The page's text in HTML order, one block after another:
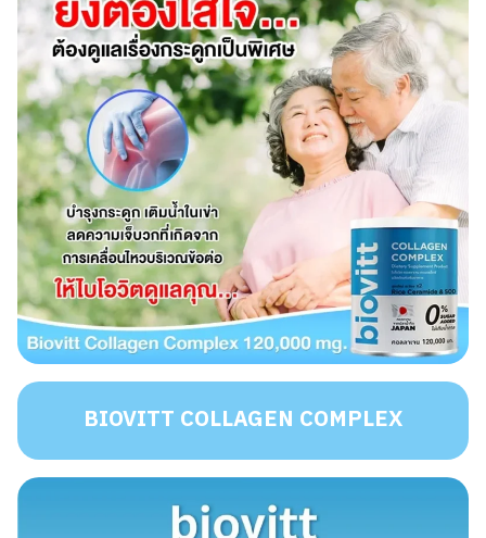
BIOVITT COLLAGEN COMPLEX